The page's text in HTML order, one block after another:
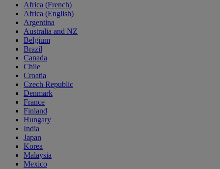
Africa (French)
Africa (English)
Argentina
Australia and NZ
Belgium
Brazil
Canada
Chile
Croatia
Czech Republic
Denmark
France
Finland
Hungary
India
Japan
Korea
Malaysia
Mexico